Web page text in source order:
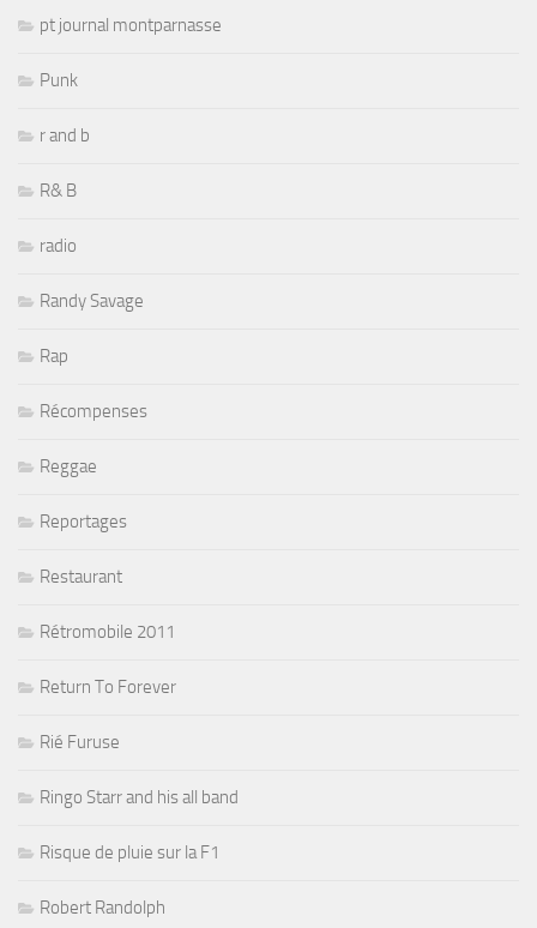
pt journal montparnasse
Punk
r and b
R& B
radio
Randy Savage
Rap
Récompenses
Reggae
Reportages
Restaurant
Rétromobile 2011
Return To Forever
Rié Furuse
Ringo Starr and his all band
Risque de pluie sur la F1
Robert Randolph